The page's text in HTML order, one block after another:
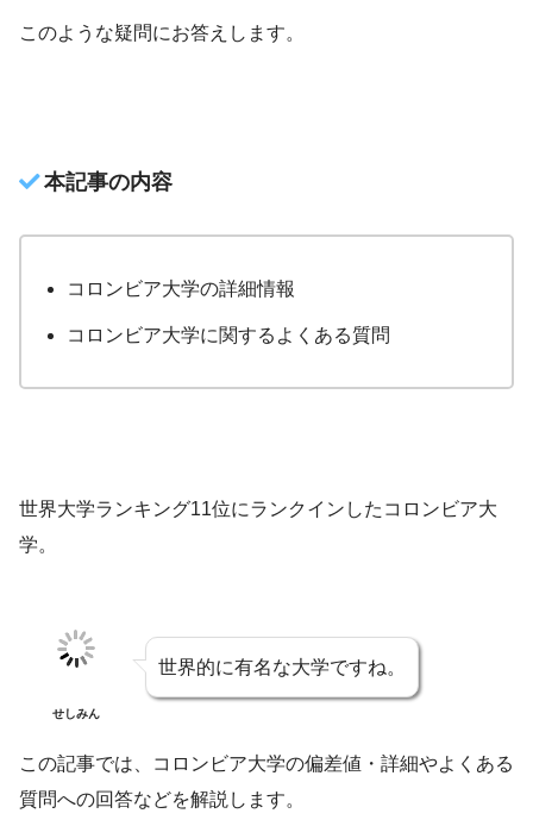
このような疑問にお答えします。
本記事の内容
コロンビア大学の詳細情報
コロンビア大学に関するよくある質問
世界大学ランキング11位にランクインしたコロンビア大
学。
せしみん
世界的に有名な大学ですね。
この記事では、コロンビア大学の偏差値・詳細やよくある
質問への回答などを解説します。